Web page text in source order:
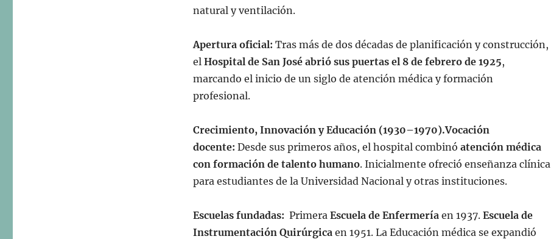
natural y ventilación.
Apertura oficial: Tras más de dos décadas de planificación y construcción,
el Hospital de San José abrió sus puertas el 8 de febrero de 1925,
marcando el inicio de un siglo de atención médica y formación
profesional.
Crecimiento, Innovación y Educación (1930–1970).Vocación
docente: Desde sus primeros años, el hospital combinó atención médica
con formación de talento humano. Inicialmente ofreció enseñanza clínica
para estudiantes de la Universidad Nacional y otras instituciones.
Escuelas fundadas: Primera Escuela de Enfermeríaen 1937. Escuela de
Instrumentación Quirúrgicaen 1951. La Educación médica se expandió